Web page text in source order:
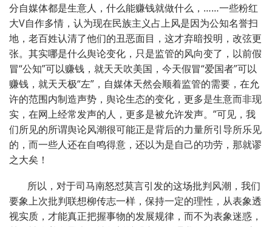
分自媒体都是生意人，什么能赚钱就做什么，……一些粉红
大V自作多情，认为现在民族主义占上风是因为公知名誉扫
地，老百姓认清了他们的丑恶面目，这才弃暗投明，改弦更
张。其实哪是什么舆论变化，只是监管的风向变了，以前假
冒“公知”可以赚钱，就天天吹美国，今天假冒“爱国者”可以
赚钱，就天天极“左”，自媒体天然会顺着监管的需要，在允
许的范围内制造声势，舆论生态的变化，更多是生意而非现
实，在网上经常发声的人，更多是被允许发声。”可见，我
们所见的所谓舆论风潮很可能正是背后的力量所引导所乐见
的，而一些人还在自鸣得意，还以为是自己的功劳，那就谬
之大矣！
所以，对于司马南怒怼莫言引发的这场批判风潮，我们
要象上次批判联想柳传志一样，保持一定的理性，从表象透
视实质，才能真正把握事物的发展规律，而不为表象迷惑，